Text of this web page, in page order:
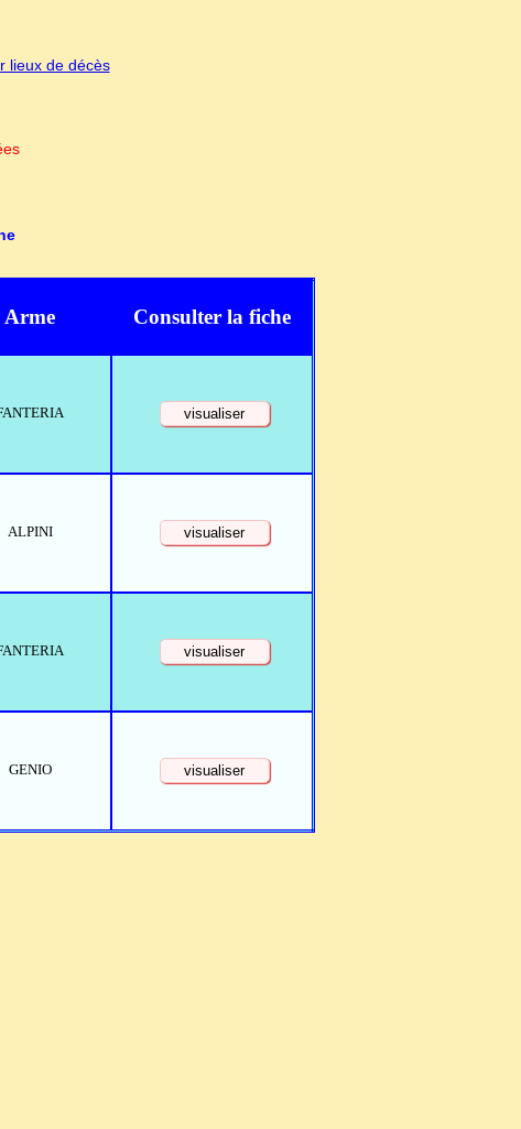
lieux de décès
Arme
Consulter la fiche
ALPINI
GENIO